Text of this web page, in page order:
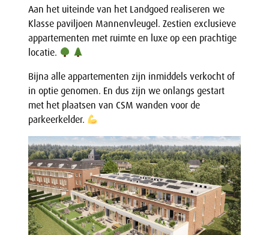
Aan het uiteinde van het Landgoed realiseren we
Klasse paviljoen Mannenvleugel. Zestien exclusieve
appartementen met ruimte en luxe op een prachtige
locatie.
Bijna alle appartementen zijn inmiddels verkocht of
in optie genomen. En dus zijn we onlangs gestart
met het plaatsen van CSM wanden voor de
parkeerkelder.